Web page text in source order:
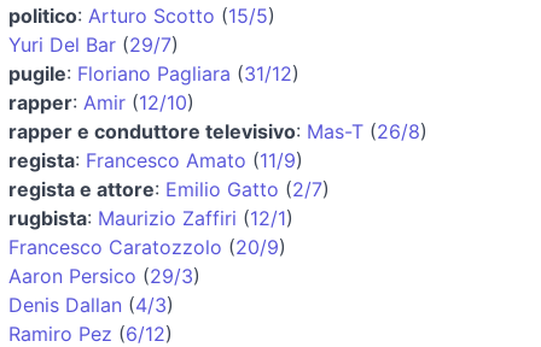
politico: Arturo Scotto (15/5)
Yuri Del Bar (29/7)
pugile: Floriano Pagliara (31/12)
rapper: Amir (12/10)
rapper e conduttore televisivo: Mas-T (26/8)
regista: Francesco Amato (11/9)
regista e attore: Emilio Gatto (2/7)
rugbista: Maurizio Zaffiri (12/1)
Francesco Caratozzolo (20/9)
Aaron Persico (29/3)
Denis Dallan (4/3)
Ramiro Pez (6/12)